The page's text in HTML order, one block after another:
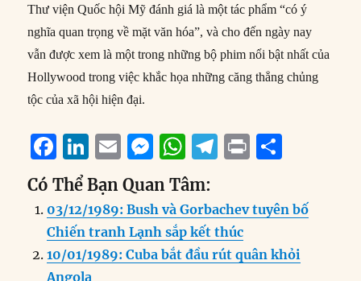
Thư viện Quốc hội Mỹ đánh giá là một tác phẩm “có ý
nghĩa quan trọng về mặt văn hóa”, và cho đến ngày nay
vẫn được xem là một trong những bộ phim nổi bật nhất của
Hollywood trong việc khắc họa những căng thẳng chủng
tộc của xã hội hiện đại.
F
a
c
e
b
Li
n
k
e
d
E
m
ai
l
M
ss
e
n
W
h
at
s
A
T
e
g
r
P
n
t
a
re
Có Thể Bạn Quan Tâm:
03/12/1989: Bush và Gorbachev tuyên bố
Chiến tranh Lạnh sắp kết thúc
10/01/1989: Cuba bắt đầu rút quân khỏi
Angola